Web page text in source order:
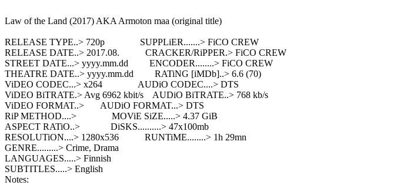
Law of the Land (2017) AKA Armoton maa (original title)
RELEASE TYPE..> 720p SUPPLiER.......> FiCO CREW
RELEASE DATE..> 2017.08. CRACKER/RiPPER.> FiCO CREW
STREET DATE...> yyyy.mm.dd ENCODER........> FiCO CREW
THEATRE DATE..> yyyy.mm.dd RATiNG [iMDb]..> 6.6 (70)
ViDEO CODEC...> x264 AUDiO CODEC....> DTS
ViDEO BiTRATE.> Avg 6962 kbit/s AUDiO BiTRATE..> 768 kb/s
ViDEO FORMAT..> AUDiO FORMAT...> DTS
RiP METHOD....> MOViE SiZE.....> 4.37 GiB
ASPECT RATiO..> DiSKS..........> 47x100mb
RESOLUTiON....> 1280x536 RUNTiME........> 1h 29mn
GENRE.........> Crime, Drama
LANGUAGES.....> Finnish
SUBTITLES.....> English
Notes: